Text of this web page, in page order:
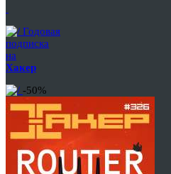
Годовая
подписка
на
Хакер
-50%